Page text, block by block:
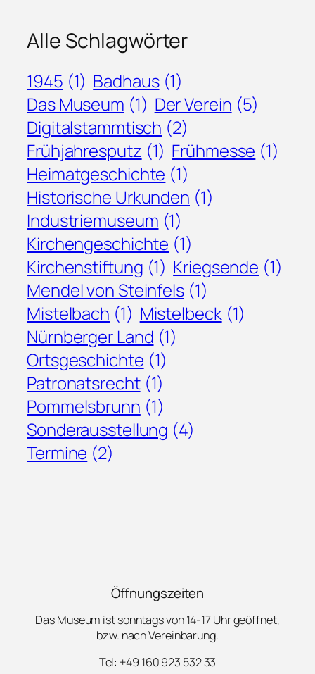
Alle Schlagwörter
1945 (1) Badhaus (1)
Das Museum (1) Der Verein (5)
Digitalstammtisch (2)
Frühjahresputz (1) Frühmesse (1)
Heimatgeschichte (1)
Historische Urkunden (1)
Industriemuseum (1)
Kirchengeschichte (1)
Kirchenstiftung (1) Kriegsende (1)
Mendel von Steinfels (1)
Mistelbach (1) Mistelbeck (1)
Nürnberger Land (1)
Ortsgeschichte (1)
Patronatsrecht (1)
Pommelsbrunn (1)
Sonderausstellung (4)
Termine (2)
Öffnungszeiten
Das Museum ist sonntags von 14-17 Uhr geöffnet,
bzw. nach Vereinbarung.
Tel: +49 160 923 532 33